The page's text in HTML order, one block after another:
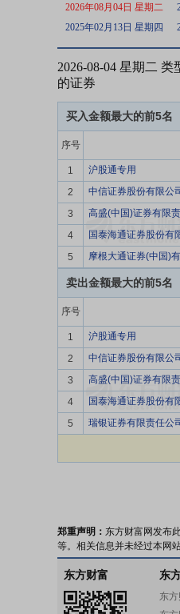
2026年08月04日 星期二
2025年02月13日 星期四
2026-08-04 星期二
的证券
买入金额最大的前5名
序号
1 沪股通专用
2
中信证券股份有限公
3
高盛(中国)证券有限
4
国泰海通证券股份有
5
摩根大通证券(中国)
卖出金额最大的前5名
序号
1 沪股通专用
2
中信证券股份有限公
3
高盛(中国)证券有限
4
国泰海通证券股份有
5
瑞银证券有限责任公
郑重声明： 东方财富网发布
等。相关信息并未经过本网